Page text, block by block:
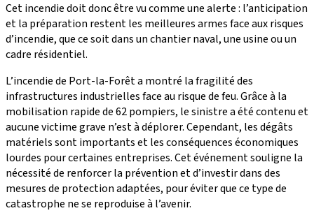
Cet incendie doit donc être vu comme une alerte : l’anticipation
et la préparation restent les meilleures armes face aux risques
d’incendie, que ce soit dans un chantier naval, une usine ou un
cadre résidentiel.
L’incendie de Port-la-Forêt a montré la fragilité des
infrastructures industrielles face au risque de feu. Grâce à la
mobilisation rapide de 62 pompiers, le sinistre a été contenu et
aucune victime grave n’est à déplorer. Cependant, les dégâts
matériels sont importants et les conséquences économiques
lourdes pour certaines entreprises. Cet événement souligne la
nécessité de renforcer la prévention et d’investir dans des
mesures de protection adaptées, pour éviter que ce type de
catastrophe ne se reproduise à l’avenir.